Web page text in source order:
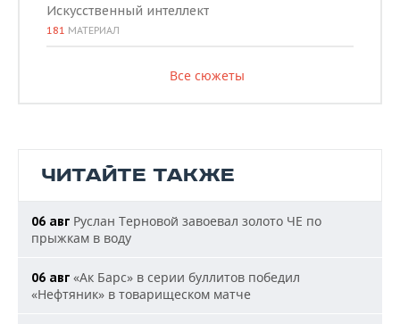
Искусственный интеллект
181 МАТЕРИАЛ
Все сюжеты
ЧИТАЙТЕ ТАКЖЕ
06 авг Руслан Терновой завоевал золото ЧЕ по
прыжкам в воду
06 авг «Ак Барс» в серии буллитов победил
«Нефтяник» в товарищеском матче